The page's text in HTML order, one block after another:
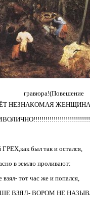
НЕЗНАКОМАЯ
был так и остался,
в землю проливают:
взял- тот час же и попался,
ВЗЯЛ- ВОРОМ НЕ